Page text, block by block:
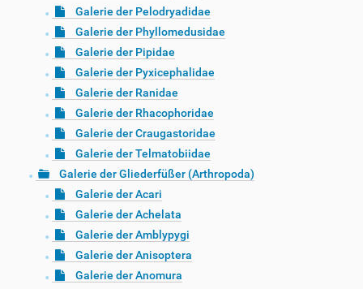
Galerie der Pelodryadidae
Galerie der Phyllomedusidae
Galerie der Pipidae
Galerie der Pyxicephalidae
Galerie der Ranidae
Galerie der Rhacophoridae
Galerie der Craugastoridae
Galerie der Telmatobiidae
Galerie der Gliederfüßer (Arthropoda)
Galerie der Acari
Galerie der Achelata
Galerie der Amblypygi
Galerie der Anisoptera
Galerie der Anomura